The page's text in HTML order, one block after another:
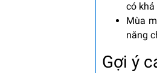
có
Mùa
năng
Gợi ý